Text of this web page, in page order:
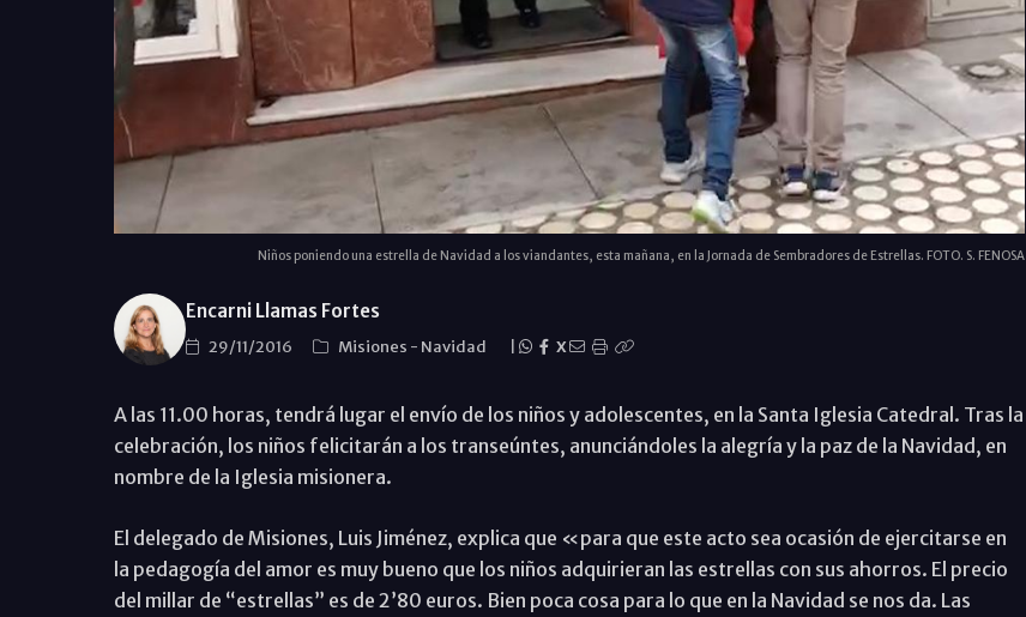
Niños poniendo una estrella de Navidad a los viandantes, esta mañana, en la Jornada de Sembradores de Estrellas. FOTO. S. FENOSA
Encarni Llamas Fortes
29/11/2016 Misiones - Navidad X
A las 11.00 horas, tendrá lugar el envío de los niños y adolescentes, en la Santa Iglesia Catedral. Tras la
celebración, los niños felicitarán a los transeúntes, anunciándoles la alegría y la paz de la Navidad, en
nombre de la Iglesia misionera.
El delegado de Misiones, Luis Jiménez, explica que «para que este acto sea ocasión de ejercitarse en
la pedagogía del amor es muy bueno que los niños adquirieran las estrellas con sus ahorros. El precio
del millar de “estrellas” es de 2’80 euros. Bien poca cosa para lo que en la Navidad se nos da. Las